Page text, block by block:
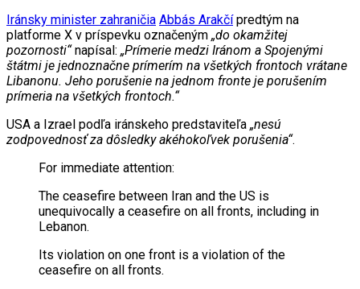
Iránsky minister zahraničia Abbás Arakčípredtým na
platforme X v príspevku označeným „do okamžitej
pozornosti“napísal: „Prímerie medzi Iránom a Spojenými
štátmi je jednoznačne prímerím na všetkých frontoch vrátane
Libanonu. Jeho porušenie na jednom fronte je porušením
prímeria na všetkých frontoch.“
USA a Izrael podľa iránskeho predstaviteľa „nesú
zodpovednosť za dôsledky akéhokoľvek porušenia“.
For immediate attention:
The ceasefire between Iran and the US is
unequivocally a ceasefire on all fronts, including in
Lebanon.
Its violation on one front is a violation of the
ceasefire on all fronts.